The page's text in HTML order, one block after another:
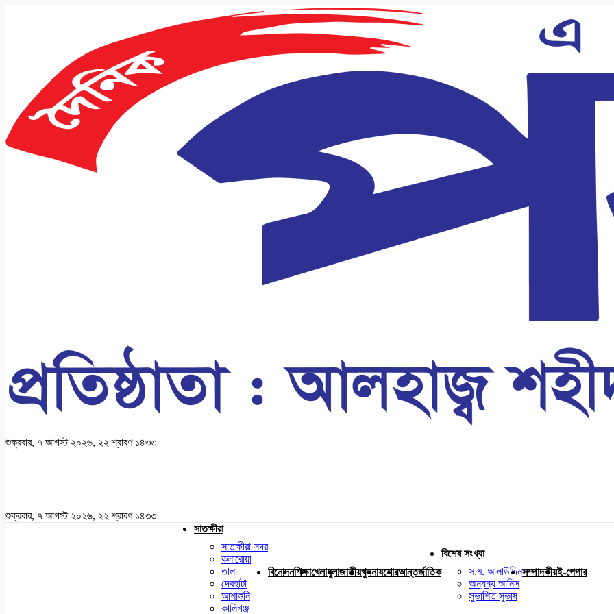
শুক্রবার, ৭ আগস্ট ২০২৬, ২২ শ্রাবণ ১৪৩৩
শুক্রবার, ৭ আগস্ট ২০২৬, ২২ শ্রাবণ ১৪৩৩
সাতক্ষীরা
সাতক্ষীরা সদর
কলারোয়া
তালা
দেবহাটা
আশাশুনি
কালিগঞ্জ
বিনোদনশিক্ষাখেলাধুলাজাতীয়খুলনাযশোরআন্তর্জাতিক
বিশেষ সংখ্যা
স.ম. আলাউদ্দিন
অন্যন্য আনিস
সুভাশিত সুভাষ
সম্পাদকীয়ই-পেপার